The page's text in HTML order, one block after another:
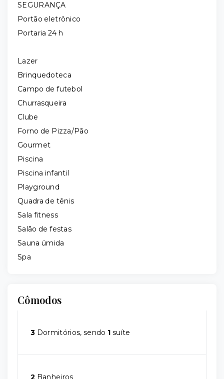
SEGURANÇA
Portão eletrônico
Portaria 24 h
Lazer
Brinquedoteca
Campo de futebol
Churrasqueira
Clube
Forno de Pizza/Pão
Gourmet
Piscina
Piscina infantil
Playground
Quadra de tênis
Sala fitness
Salão de festas
Sauna úmida
Spa
Cômodos
3 Dormitórios, sendo 1 suíte
2 Banheiros